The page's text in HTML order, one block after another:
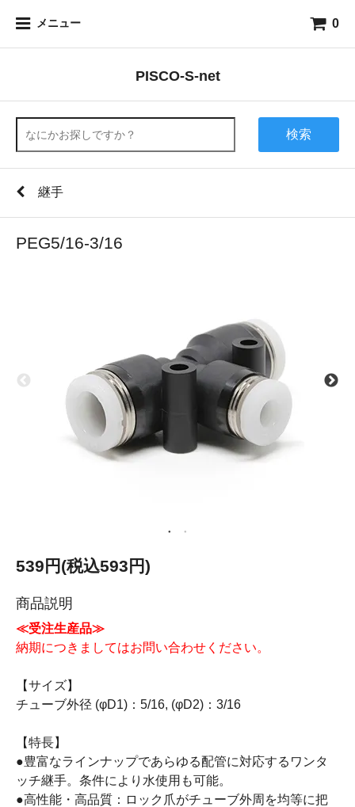
メニュー 0
PISCO-S-net
検索
継手
PEG5/16-3/16
539円(税込593円)
商品説明
≪受注生産品≫
納期につきましてはお問い合わせください。
【サイズ】
チューブ外径 (φD1)：5/16, (φD2)：3/16
【特長】
●豊富なラインナップであらゆる配管に対応するワンタ
ッチ継手。条件により水使用も可能。
●高性能・高品質：ロック爪がチューブ外周を均等に把